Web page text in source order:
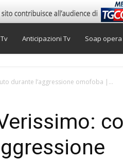
Anticipazioni Tv Soap opera
durante l’aggressione omofoba |...